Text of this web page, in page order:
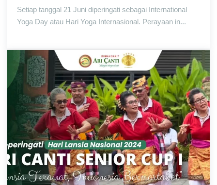
Setiap tanggal 21 Juni diperingati sebagai International
Yoga Day atau Hari Yoga Internasional. Perayaan in...